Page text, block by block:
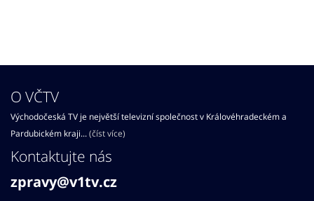
O VČTV
Východočeská TV je největší televizní společnost v Královéhradeckém a
Pardubickém kraji...(číst více)
Kontaktujte nás
zpravy@v1tv.cz